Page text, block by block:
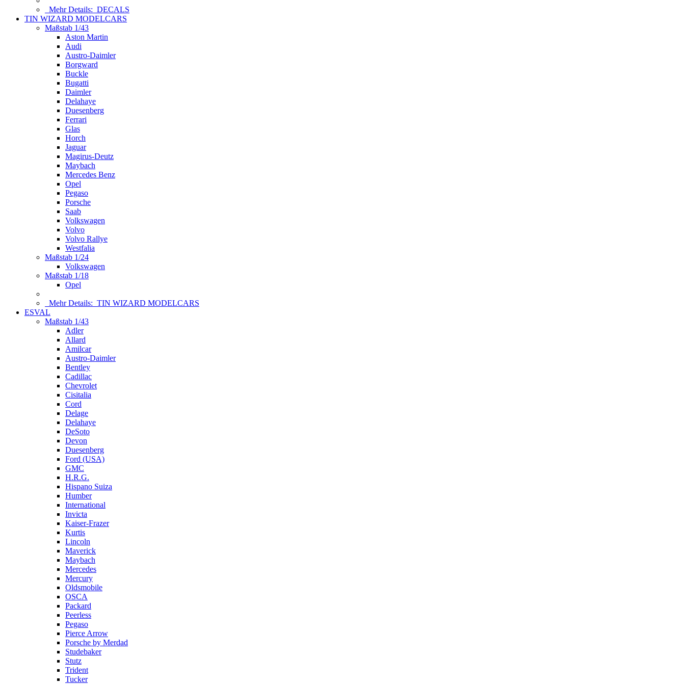
Mehr Details: DECALS
TIN WIZARD MODELCARS
Maßstab 1/43
Aston Martin
Audi
Austro-Daimler
Borgward
Buckle
Bugatti
Daimler
Delahaye
Duesenberg
Ferrari
Glas
Horch
Jaguar
Magirus-Deutz
Maybach
Mercedes Benz
Opel
Pegaso
Porsche
Saab
Volkswagen
Volvo
Volvo Rallye
Westfalia
Maßstab 1/24
Volkswagen
Maßstab 1/18
Opel
Mehr Details: TIN WIZARD MODELCARS
ESVAL
Maßstab 1/43
Adler
Allard
Amilcar
Austro-Daimler
Bentley
Cadillac
Chevrolet
Cisitalia
Cord
Delage
Delahaye
DeSoto
Devon
Duesenberg
Ford (USA)
GMC
H.R.G.
Hispano Suiza
Humber
International
Invicta
Kaiser-Frazer
Kurtis
Lincoln
Maverick
Maybach
Mercedes
Mercury
Oldsmobile
OSCA
Packard
Peerless
Pegaso
Pierce Arrow
Porsche by Merdad
Studebaker
Stutz
Trident
Tucker